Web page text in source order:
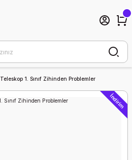
Teleskop 1. Sınıf Zihinden Problemler
İndirim